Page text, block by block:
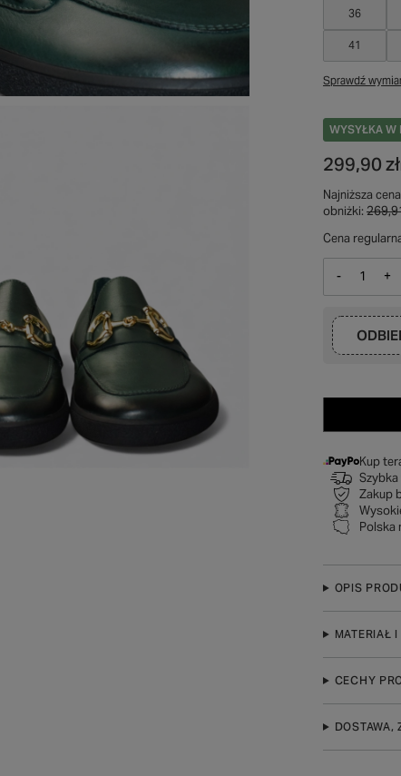
36
41
Sprawdź
WYSYŁKAW
299,90 zł
Najniższa
obniżki:
Cena
- +
Kup
Szybka
Zakup
Polska
OPIS
MATERIAŁ
CECHY
DOSTAWA,